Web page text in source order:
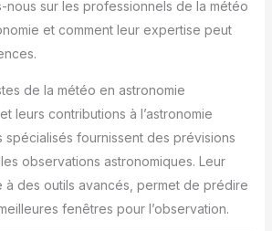
nous sur les professionnels de la météo
et comment leur expertise peut
de la météo en astronomie
leurs contributions à l’astronomie
spécialisés fournissent des prévisions
observations astronomiques. Leur
à des outils avancés, permet de prédire
fenêtres pour l’observation.